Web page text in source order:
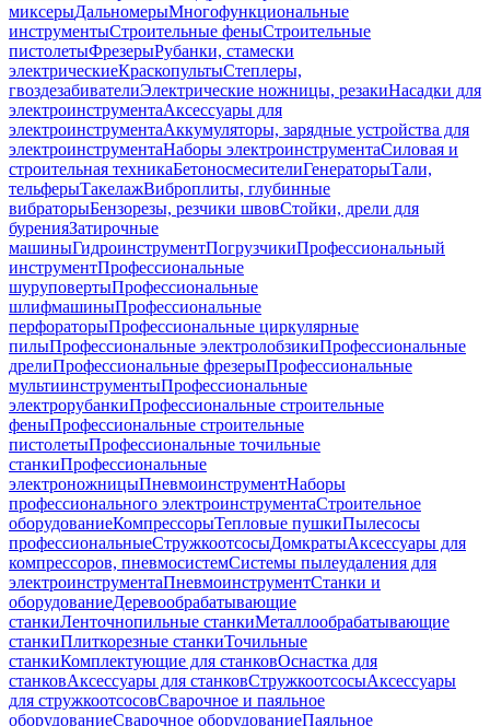
миксерыДальномерыМногофункциональные
инструментыСтроительные феныСтроительные
пистолетыФрезерыРубанки, стамески
электрическиеКраскопультыСтеплеры,
гвоздезабивателиЭлектрические ножницы, резакиНасадки для
электроинструментаАксессуары для
электроинструментаАккумуляторы, зарядные устройства для
электроинструментаНаборы электроинструментаСиловая и
строительная техникаБетоносмесителиГенераторыТали,
тельферыТакелажВиброплиты, глубинные
вибраторыБензорезы, резчики швовСтойки, дрели для
буренияЗатирочные
машиныГидроинструментПогрузчикиПрофессиональный
инструментПрофессиональные
шуруповертыПрофессиональные
шлифмашиныПрофессиональные
перфораторыПрофессиональные циркулярные
пилыПрофессиональные электролобзикиПрофессиональные
дрелиПрофессиональные фрезерыПрофессиональные
мультиинструментыПрофессиональные
электрорубанкиПрофессиональные строительные
феныПрофессиональные строительные
пистолетыПрофессиональные точильные
станкиПрофессиональные
электроножницыПневмоинструментНаборы
профессионального электроинструментаСтроительное
оборудованиеКомпрессорыТепловые пушкиПылесосы
профессиональныеСтружкоотсосыДомкратыАксессуары для
компрессоров, пневмосистемСистемы пылеудаления для
электроинструментаПневмоинструментСтанки и
оборудованиеДеревообрабатывающие
станкиЛенточнопильные станкиМеталлообрабатывающие
станкиПлиткорезные станкиТочильные
станкиКомплектующие для станковОснастка для
станковАксессуары для станковСтружкоотсосыАксессуары
для стружкоотсосовСварочное и паяльное
оборудованиеСварочное оборудованиеПаяльное